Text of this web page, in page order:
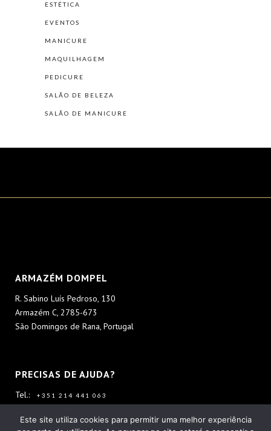
ESTÉTICA
EVENTOS
MANICURE
MAQUILHAGEM
PEDICURE
SALÃO DE BELEZA
SALÃO DE MANICURE
ARMAZÉM DOMPEL
R. Sabino Luís Pedroso, 130
Armazém C, 2785-673
São Domingos de Rana, Portugal
PRECISAS DE AJUDA?
Tel.: +351 214 441 063
Este site utiliza cookies para permitir uma melhor experiência